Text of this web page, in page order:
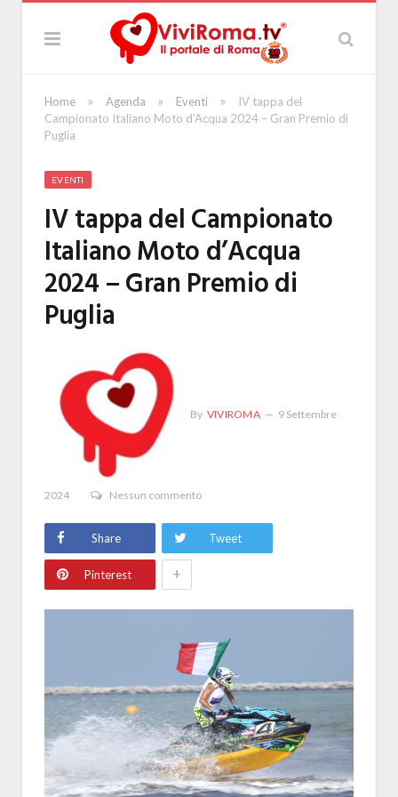
Home » Agenda » Eventi »
IV tappa del
Campionato Italiano Moto d’Acqua 2024 – Gran Premio di
Puglia
EVENTI
IV tappa del Campionato
Italiano Moto d’Acqua
2024 – Gran Premio di
Puglia
By VIVIROMA 9 Settembre
2024 Nessun commento
Share Tweet
Pinterest +